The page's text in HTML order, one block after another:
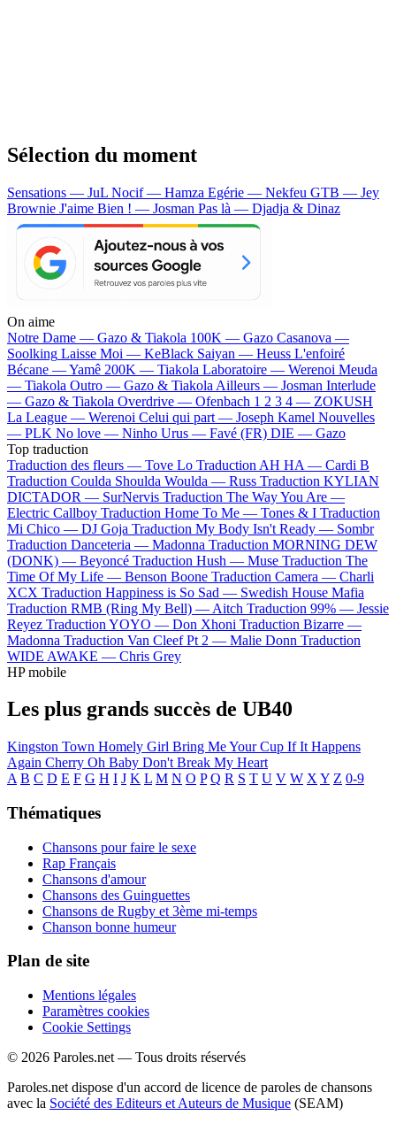
Sélection du moment
Sensations — JuL Nocif — Hamza Egérie — Nekfeu GTB — Jey
Brownie J'aime Bien ! — Josman Pas là — Djadja & Dinaz
On aime
Notre Dame — Gazo & Tiakola 100K — Gazo Casanova —
Soolking Laisse Moi — KeBlack Saiyan — Heuss L'enfoiré
Bécane —Yamê 200K — Tiakola Laboratoire — Werenoi Meuda
— Tiakola Outro — Gazo & Tiakola Ailleurs — Josman Interlude
— Gazo & Tiakola Overdrive — Ofenbach 1 2 3 4 — ZOKUSH
La League — Werenoi Celui qui part — Joseph Kamel Nouvelles
— PLK No love — Ninho Urus — Favé (FR) DIE — Gazo
Top traduction
Traduction des fleurs — Tove Lo Traduction AH HA — Cardi B
Traduction Coulda Shoulda Woulda — Russ Traduction KYLIAN
DICTADOR — SurNervis Traduction The Way You Are —
Electric Callboy Traduction Home To Me — Tones & I Traduction
Mi Chico — DJ Goja Traduction My Body Isn't Ready — Sombr
Traduction Danceteria — Madonna Traduction MORNING DEW
(DONK) — Beyoncé Traduction Hush — Muse Traduction The
Time Of My Life — Benson Boone Traduction Camera — Charli
XCX Traduction Happiness is So Sad — Swedish House Mafia
Traduction RMB (Ring My Bell) — Aitch Traduction 99% — Jessie
Reyez Traduction YOYO — Don Xhoni Traduction Bizarre —
Madonna Traduction Van Cleef Pt 2 — Malie Donn Traduction
WIDE AWAKE — Chris Grey
HP mobile
Les plus grands succès de UB40
Kingston Town Homely Girl Bring Me Your Cup If It Happens
Again Cherry Oh Baby Don't Break My Heart
A B C D E F G H I J K L M N O P Q R S T U V W X Y Z 0-9
Thématiques
Chansons pour faire le sexe
Rap Français
Chansons d'amour
Chansons des Guinguettes
Chansons de Rugby et 3ème mi-temps
Chanson bonne humeur
Plan de site
Mentions légales
Paramètres cookies
Cookie Settings
© 2026 Paroles.net — Tous droits réservés
Paroles.net dispose d'un accord de licence de paroles de chansons
avec la Société des Editeurs et Auteurs de Musique (SEAM)